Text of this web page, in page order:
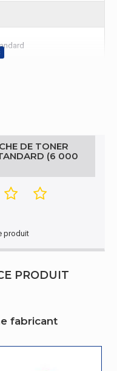
DE TONER
(6 000
produit
PRODUIT
fabricant